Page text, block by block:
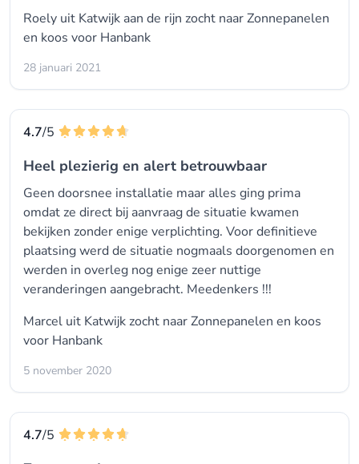
Roely uit Katwijk aan de rijn zocht naar Zonnepanelen
en koos voor Hanbank
28 januari 2021
4.7/5
Heel plezierig en alert betrouwbaar
Geen doorsnee installatie maar alles ging prima
omdat ze direct bij aanvraag de situatie kwamen
bekijken zonder enige verplichting. Voor definitieve
plaatsing werd de situatie nogmaals doorgenomen en
werden in overleg nog enige zeer nuttige
veranderingen aangebracht. Meedenkers !!!
Marcel uit Katwijk zocht naar Zonnepanelen en koos
voor Hanbank
5 november 2020
4.7/5